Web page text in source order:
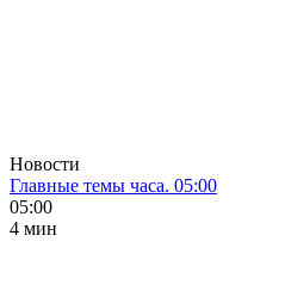
Новости
Главные темы часа. 05:00
05:00
4 мин